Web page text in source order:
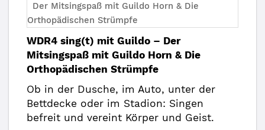
Der Mitsingspaß mit Guildo Horn & Die
Orthopädischen Strümpfe
WDR4 sing(t) mit Guildo – Der
Mitsingspaß mit Guildo Horn & Die
Orthopädischen Strümpfe
Ob in der Dusche, im Auto, unter der
Bettdecke oder im Stadion: Singen
befreit und vereint Körper und Geist.